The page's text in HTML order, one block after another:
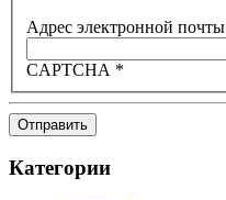
Адрес электронной почты
CAPTCHA *
Отправить
Категории